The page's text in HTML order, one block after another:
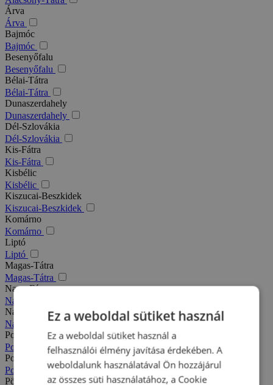
Árva
Árva
Bajmóc
Bajmóc
Besenyőfalu
Besenyőfalu
Bélai-Tátra
Bélai-Tátra
Dunaszerdahely
Dunaszerdahely
Dél-Szlovákia
Dél-Szlovákia
Kis-Fátra
Kis-Fátra
Kisbélic
Kisbélic
Kiszucai-Beszkidek
Kiszucai-Beszkidek
Komárno
Komárno
Liptó
Liptó
Magas-Tátra
Magas-Tátra
Nagy-Fátra
Nagy-Fátra
Nagymegyer
Nagymegyer
Podhajska
Podhajska
Pozsony
Pozsony
Pöstyén
Ez a weboldal sütiket használ
Ez a weboldal sütiket használ a
felhasználói élmény javítása érdekében. A
weboldalunk használatával Ön hozzájárul
az összes süti használatához, a Cookie